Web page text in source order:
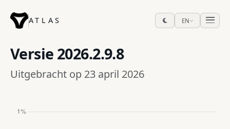
ATLAS EN
Versie 2026.2.9.8
Uitgebracht op 23 april 2026